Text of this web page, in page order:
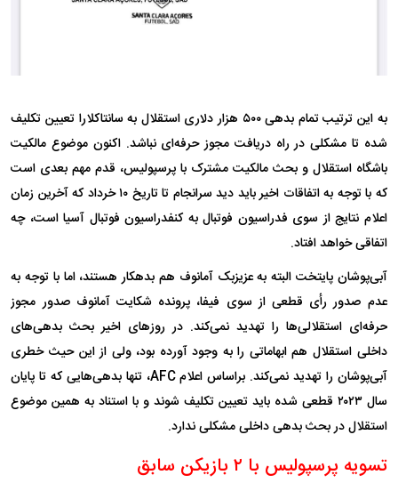
به این ترتیب تمام بدهی ۵۰۰ هزار دلاری استقلال به سانتاکلارا تعیین تکلیف
شده تا مشکلی در راه دریافت مجوز حرفه‌ای نباشد. اکنون موضوع مالکیت
باشگاه استقلال و بحث مالکیت مشترک با پرسپولیس، قدم مهم بعدی است
که با توجه به اتفاقات اخیر باید دید سرانجام تا تاریخ ۱۰ خرداد که آخرین زمان
اعلام نتایج از سوی فدراسیون فوتبال به کنفدراسیون فوتبال آسیا است، چه
اتفاقی خواهد افتاد.
آبی‌پوشان پایتخت البته به عزیزبک آمانوف هم بدهکار هستند، اما با توجه به
عدم صدور رأی قطعی از سوی فیفا، پرونده شکایت آمانوف صدور مجوز
حرفه‌ای استقلالی‌ها را تهدید نمی‌کند. در روز‌های اخیر بحث بدهی‌های
داخلی استقلال هم ابهاماتی را به وجود آورده بود، ولی از این حیث خطری
آبی‌پوشان را تهدید نمی‌کند. براساس اعلام AFC، تنها بدهی‌هایی که تا پایان
سال ۲۰۲۳ قطعی شده باید تعیین تکلیف شوند و با استناد به همین موضوع
استقلال در بحث بدهی داخلی مشکلی ندارد.
تسویه پرسپولیس با ۲ بازیکن سابق